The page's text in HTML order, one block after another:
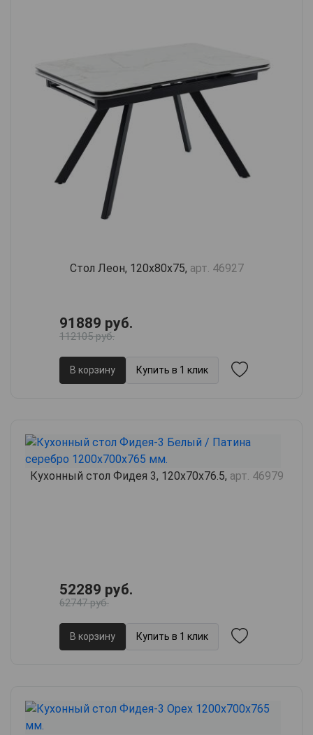
Стол Леон, 120х80х75, арт. 46927
91889 руб.
112105 руб.
В корзину Купить в 1 клик
Кухонный стол Фидея 3, 120х70х76.5, арт. 46979
52289 руб.
62747 руб.
В корзину Купить в 1 клик